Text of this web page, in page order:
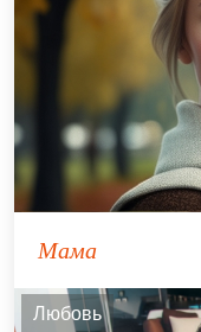
Мама
Любовь